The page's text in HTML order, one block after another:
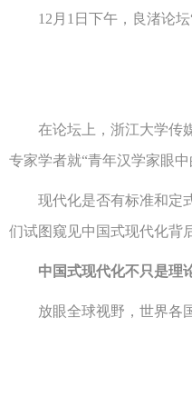
12月1日下午，良渚论坛“
在论坛上，浙江大学传媒
专家学者就“青年汉学家眼
现代化是否有标准和定式
们试图窥见中国式现代化背
中国式现代化不只是理论
放眼全球视野，世界各国